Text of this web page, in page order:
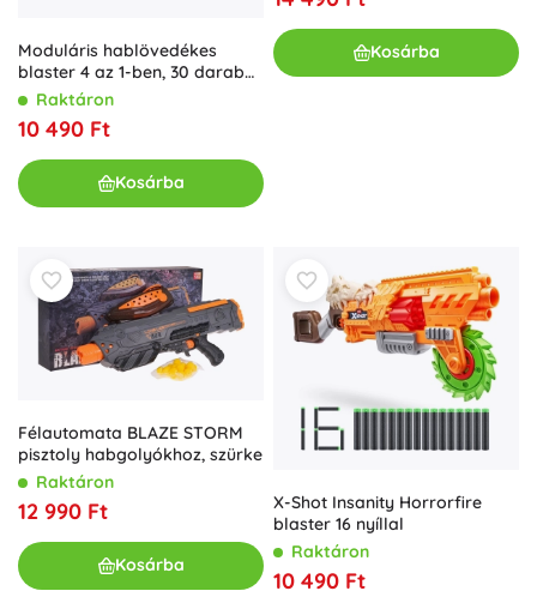
Moduláris hablövedékes
blaster 4 az 1-ben, 30 darab
nyíllal
Raktáron
10 490 Ft
Kosárba
Kosárba
Félautomata BLAZE STORM
pisztoly habgolyókhoz, szürke
Raktáron
12 990 Ft
Kosárba
X-Shot Insanity Horrorfire
blaster 16 nyíllal
Raktáron
10 490 Ft